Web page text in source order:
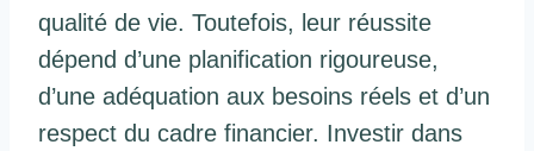
qualité de vie. Toutefois, leur réussite
dépend d’une planification rigoureuse,
d’une adéquation aux besoins réels et d’un
respect du cadre financier. Investir dans